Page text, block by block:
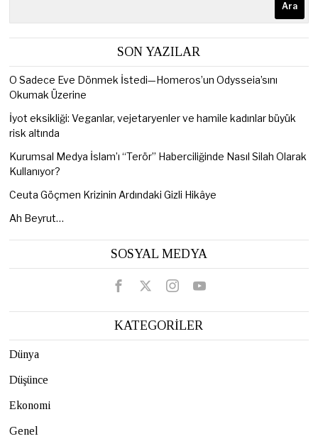
Ara
SON YAZILAR
O Sadece Eve Dönmek İstedi—Homeros’un Odysseia’sını
Okumak Üzerine
İyot eksikliği: Veganlar, vejetaryenler ve hamile kadınlar büyük
risk altında
Kurumsal Medya İslam’ı “Terör” Haberciliğinde Nasıl Silah Olarak
Kullanıyor?
Ceuta Göçmen Krizinin Ardındaki Gizli Hikâye
Ah Beyrut…
SOSYAL MEDYA
KATEGORİLER
Dünya
Düşünce
Ekonomi
Genel